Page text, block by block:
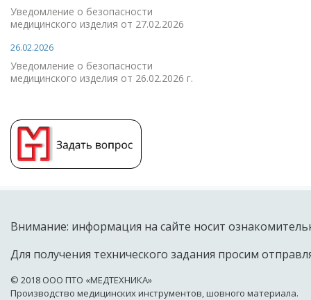
Уведомление о безопасности
медицинского изделия от 27.02.2026
26.02.2026
Уведомление о безопасности
медицинского изделия от 26.02.2026 г.
Внимание: информация на сайте носит
Для получения технического задания просим
© 2018 OOO ПТО «МЕДТЕХНИКА»
Производство медицинских инструментов, шовного материала.